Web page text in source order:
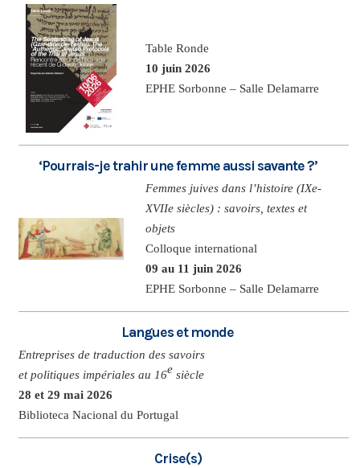
Table Ronde
10 juin 2026
EPHE Sorbonne – Salle Delamarre
‘Pourrais-je trahir une femme aussi savante ?’
Femmes juives dans l’histoire (IXe-
XVIIe siècles) : savoirs, textes et
objets
Colloque international
09 au 11 juin 2026
EPHE Sorbonne – Salle Delamarre
Langues et monde
Entreprises de traduction des savoirs
et politiques impériales au 16e siècle
28 et 29 mai 2026
Biblioteca Nacional du Portugal
Crise(s)